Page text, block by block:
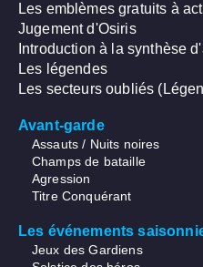
Les emblèmes gratuits à
Jugement d'Osiris
Introduction à la synthèse
Les légendes
Les secteurs oubliés
Avant-garde
Assauts / Nuits noires
Champs de bataille
Agression
Titre Conquérant
Les événements
Jeux des Gardiens